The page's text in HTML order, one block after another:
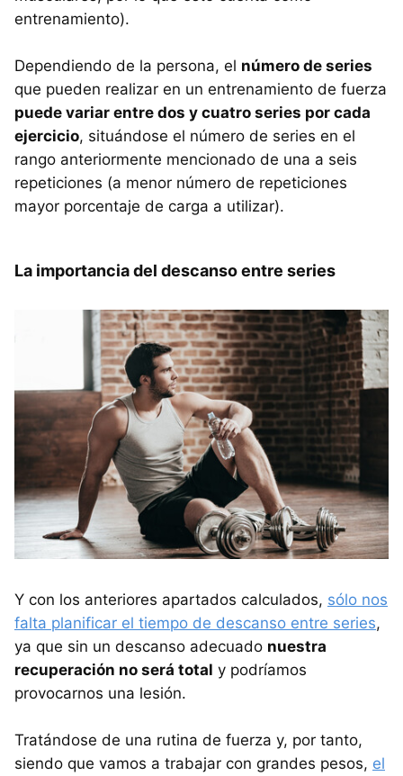
entrenamiento).
Dependiendo de la persona, el número de series
que pueden realizar en un entrenamiento de fuerza
puede variar entre dos y cuatro series por cada
ejercicio, situándose el número de series en el
rango anteriormente mencionado de una a seis
repeticiones (a menor número de repeticiones
mayor porcentaje de carga a utilizar).
La importancia del descanso entre series
Y con los anteriores apartados calculados, sólo nos
falta planificar el tiempo de descanso entre series,
ya que sin un descanso adecuado nuestra
recuperación no será total y podríamos
provocarnos una lesión.
Tratándose de una rutina de fuerza y, por tanto,
siendo que vamos a trabajar con grandes pesos, el